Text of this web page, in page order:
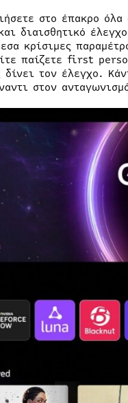
στο έπακρο
διαισθητικό
κρίσιμες
παίζετε first
τον έλεγχο.
στον